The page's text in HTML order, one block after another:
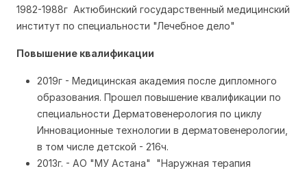
1982-1988г Актюбинский государственный медицинский
институт по специальности "Лечебное дело"
Повышение квалификации
2019г - Медицинская академия после дипломного
образования. Прошел повышение квалификации по
специальности Дерматовенерология по циклу
Инновационные технологии в дерматовенерологии,
в том числе детской - 216ч.
2013г. - АО "МУ Астана" "Наружная терапия